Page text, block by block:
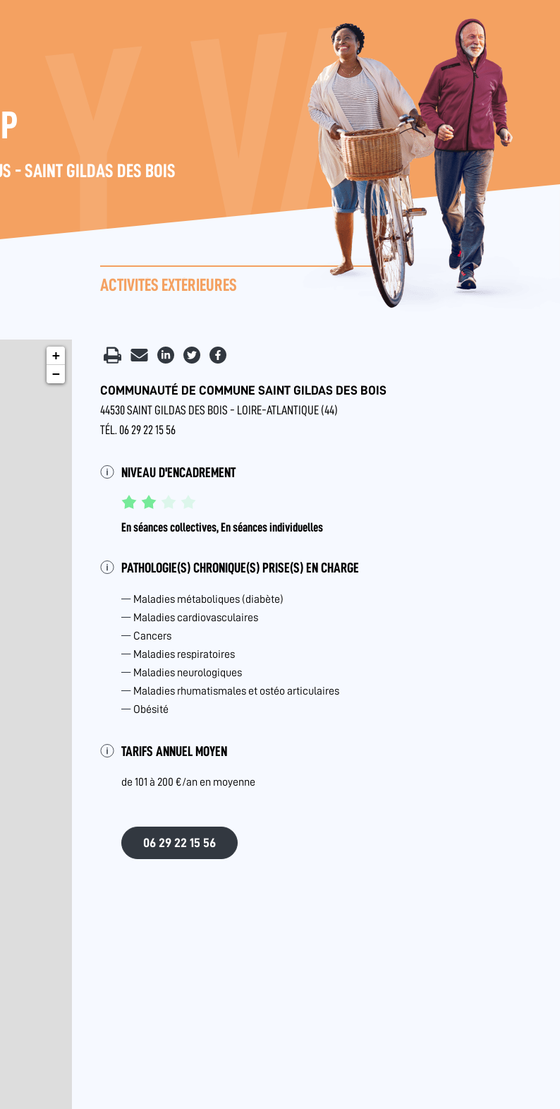
- SAINT GILDAS DES BOIS
+
−
ACTIVITÉS EXTÉRIEURES
COMMUNAUTÉ DE COMMUNE SAINT GILDAS DES BOIS
44530 SAINT GILDAS DES BOIS - LOIRE-ATLANTIQUE (44)
TÉL. 06 29 22 15 56
NIVEAU D'ENCADREMENT
En séances collectives, En séances individuelles
PATHOLOGIE(S) CHRONIQUE(S) PRISE(S) EN CHARGE
Maladies métaboliques (diabète)
Maladies cardiovasculaires
Cancers
Maladies respiratoires
Maladies neurologiques
Maladies rhumatismales et ostéo articulaires
Obésité
TARIFS ANNUEL MOYEN
de 101 à 200 €/an en moyenne
06 29 22 15 56